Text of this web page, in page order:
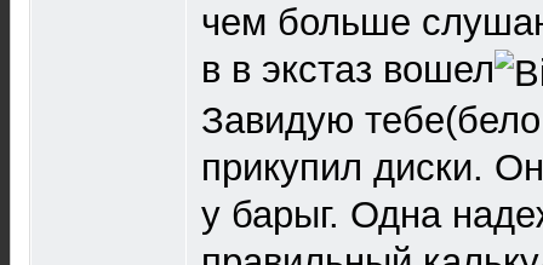
чем больше
в в экстаз вошел
Завидую
прикупил диски.
у барыг. Одна